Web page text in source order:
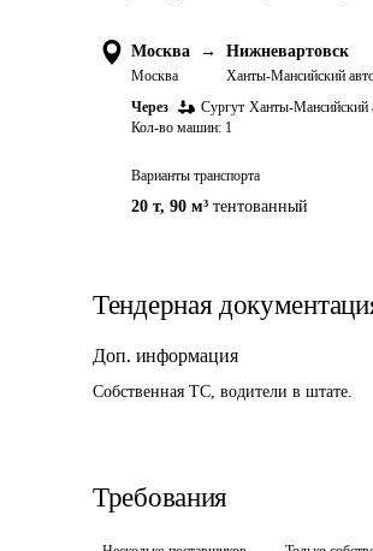
Москва →
Москва
Нижневартовск
Ханты-Мансийский
Через
Сургут Ханты-Мансийский
Кол-во машин: 1
Варианты транспорта
20 т, 90 м³ тентованный
Тендерная
Доп. информация
Собственная ТС, водители в штате.
Требования